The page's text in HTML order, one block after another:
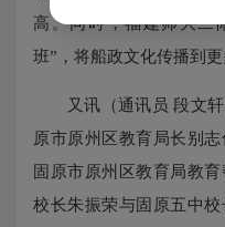
高。同时，福建师大二
班”，将船政文化传播到更
又讯（通讯员 段文轩
原市原州区教育局长别
固原市原州区教育局教
校长朱振荣与固原五中